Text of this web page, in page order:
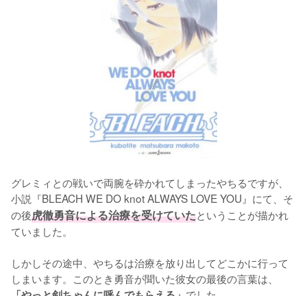
グレミィとの戦いで両腕を砕かれてしまったやちるですが、
小説『BLEACH WE DO knot ALWAYS LOVE YOU』にて、そ
の後虎徹勇音による治療を受けていたということが描かれ
ていました。
しかしその途中、やちるは治療を放り出してどこかに行って
しまいます。このとき勇音が聞いた彼女の最後の言葉は、